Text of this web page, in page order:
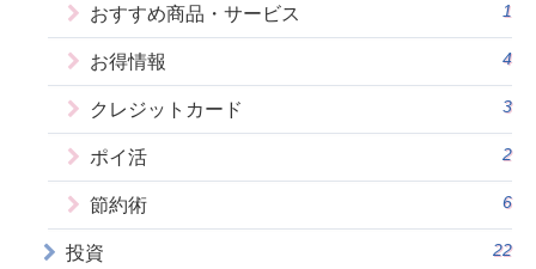
おすすめ商品・サービス 1
お得情報 4
クレジットカード 3
ポイ活 2
節約術 6
投資 22